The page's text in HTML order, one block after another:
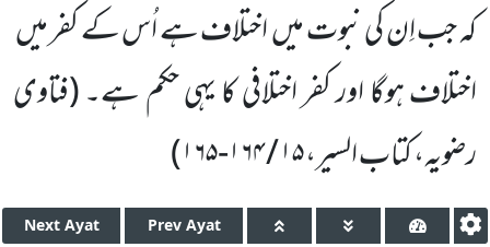
کہ جب اِن کی نبوت میں اختلاف ہے اُس کے کفر میں
اختلاف ہوگا اور کفر اختلافی کا یہی حکم ہے۔(فتاوی
رضویہ، کتاب السیر،۱۵ / ۱۶۴-۱۶۵ )
Next Ayat Prev Ayat